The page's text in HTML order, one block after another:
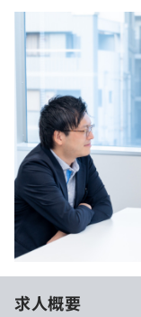
イベント・セミナー
就活成功ガイド
プラン
個人向けプラン
法人向けプラン
契約内容・クーポン
評価結果一覧
再チャレンジ結果一覧
Tech Team Journal
paiza times
note
paizaとは？
求人概要